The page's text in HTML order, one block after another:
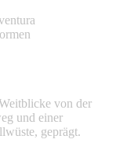
von der
und einer
geprägt.